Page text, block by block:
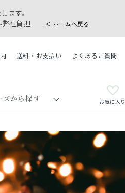
ます。
弊社負担
＜ ホームへ戻る
送料・お支払い よくあるご質問
ズから探す お気に入り